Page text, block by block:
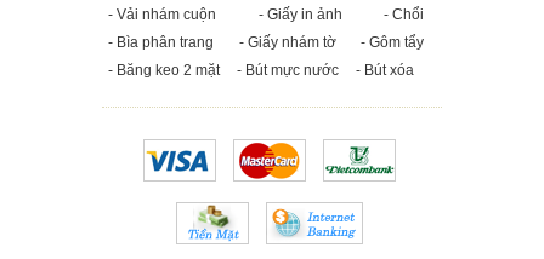
- Vải nhám cuộn
- Giấy in ảnh
- Chổi
- Bìa phân trang
- Giấy nhám tờ
- Gôm tẩy
- Băng keo 2 mặt
- Bút mực nước - Bút xóa